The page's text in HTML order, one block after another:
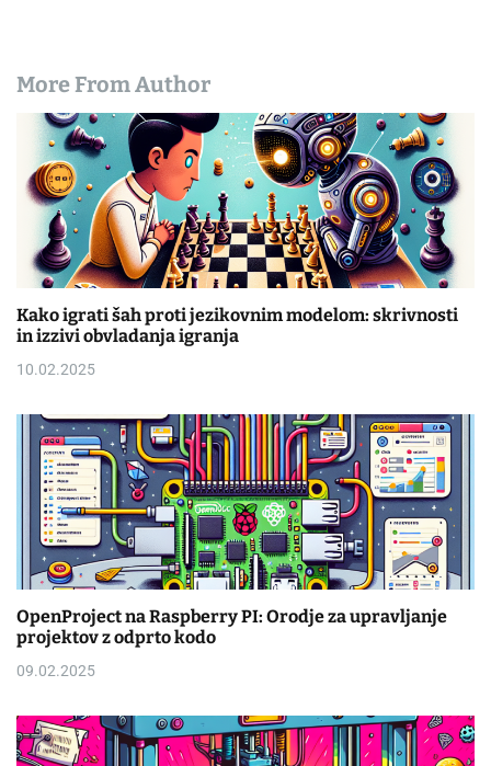
More From Author
Kako igrati šah proti jezikovnim modelom: skrivnosti
in izzivi obvladanja igranja
10.02.2025
OpenProject na Raspberry PI: Orodje za upravljanje
projektov z odprto kodo
09.02.2025